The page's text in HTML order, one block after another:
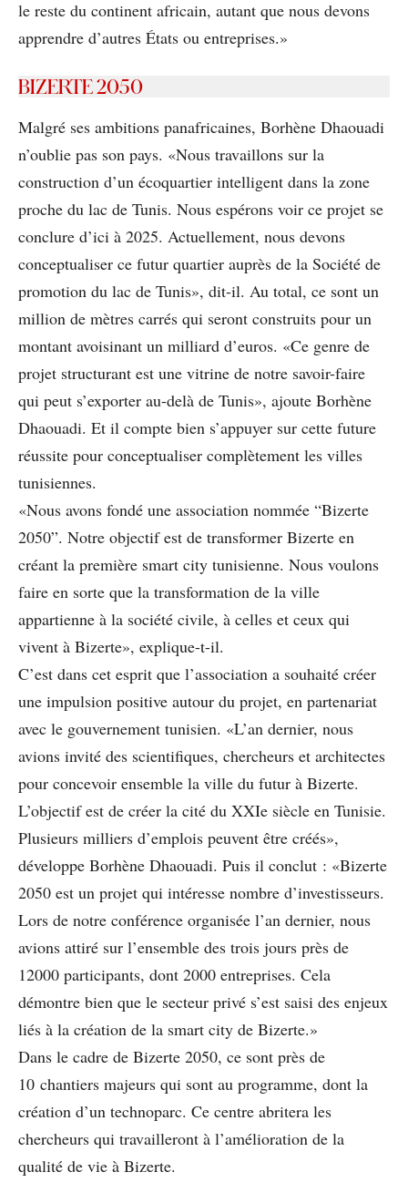
le reste du continent africain, autant que nous devons
apprendre d’autres États ou entreprises.»
BIZERTE 2050
Malgré ses ambitions panafricaines, Borhène Dhaouadi
n’oublie pas son pays. «Nous travaillons sur la
construction d’un écoquartier intelligent dans la zone
proche du lac de Tunis. Nous espérons voir ce projet se
conclure d’ici à 2025. Actuellement, nous devons
conceptualiser ce futur quartier auprès de la Société de
promotion du lac de Tunis», dit-il. Au total, ce sont un
million de mètres carrés qui seront construits pour un
montant avoisinant un milliard d’euros. «Ce genre de
projet structurant est une vitrine de notre savoir-faire
qui peut s’exporter au-delà de Tunis», ajoute Borhène
Dhaouadi. Et il compte bien s’appuyer sur cette future
réussite pour conceptualiser complètement les villes
tunisiennes.
«Nous avons fondé une association nommée “Bizerte
2050”. Notre objectif est de transformer Bizerte en
créant la première smart city tunisienne. Nous voulons
faire en sorte que la transformation de la ville
appartienne à la société civile, à celles et ceux qui
vivent à Bizerte», explique-t-il.
C’est dans cet esprit que l’association a souhaité créer
une impulsion positive autour du projet, en partenariat
avec le gouvernement tunisien. «L’an dernier, nous
avions invité des scientiﬁques, chercheurs et architectes
pour concevoir ensemble la ville du futur à Bizerte.
L’objectif est de créer la cité du XXIe siècle en Tunisie.
Plusieurs milliers d’emplois peuvent être créés»,
développe Borhène Dhaouadi. Puis il conclut : «Bizerte
2050 est un projet qui intéresse nombre d’investisseurs.
Lors de notre conférence organisée l’an dernier, nous
avions attiré sur l’ensemble des trois jours près de
12000 participants, dont 2000 entreprises. Cela
démontre bien que le secteur privé s’est saisi des enjeux
liés à la création de la smart city de Bizerte.»
Dans le cadre de Bizerte 2050, ce sont près de
10 chantiers majeurs qui sont au programme, dont la
création d’un technoparc. Ce centre abritera les
chercheurs qui travailleront à l’amélioration de la
qualité de vie à Bizerte.